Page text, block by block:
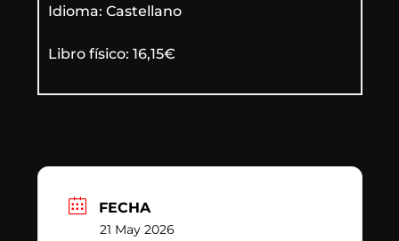
Idioma: Castellano
Libro físico: 16,15€
FECHA
21 May 2026